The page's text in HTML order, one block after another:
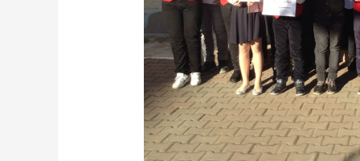
aniversar